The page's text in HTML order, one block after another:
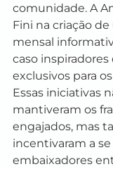
comunidade. A
Fini na criação
mensal
caso
exclusivos para
Essas iniciativas
mantiveram os
engajados, mas
incentivaram a
embaixadores